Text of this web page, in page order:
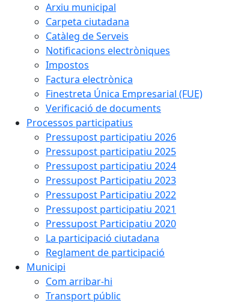
Arxiu municipal
Carpeta ciutadana
Catàleg de Serveis
Notificacions electròniques
Impostos
Factura electrònica
Finestreta Única Empresarial (FUE)
Verificació de documents
Processos participatius
Pressupost participatiu 2026
Pressupost participatiu 2025
Pressupost participatiu 2024
Pressupost Participatiu 2023
Pressupost Participatiu 2022
Pressupost participatiu 2021
Pressupost Participatiu 2020
La participació ciutadana
Reglament de participació
Municipi
Com arribar-hi
Transport públic